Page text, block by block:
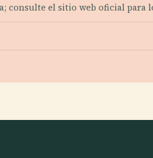
consulte el sitio web oficial